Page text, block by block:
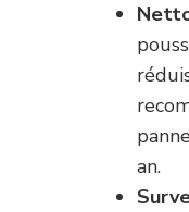
an.